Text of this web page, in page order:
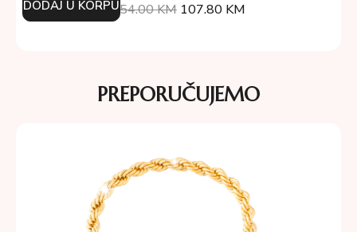
154.00KM 107.80 KM
DODAJ U KORPU
PREPORUČUJEMO